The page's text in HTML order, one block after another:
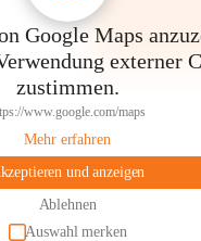
Google Maps
externer
zustimmen.
www.google.com/maps
Mehr erfahren
und anzeigen
Ablehnen
Auswahl merken